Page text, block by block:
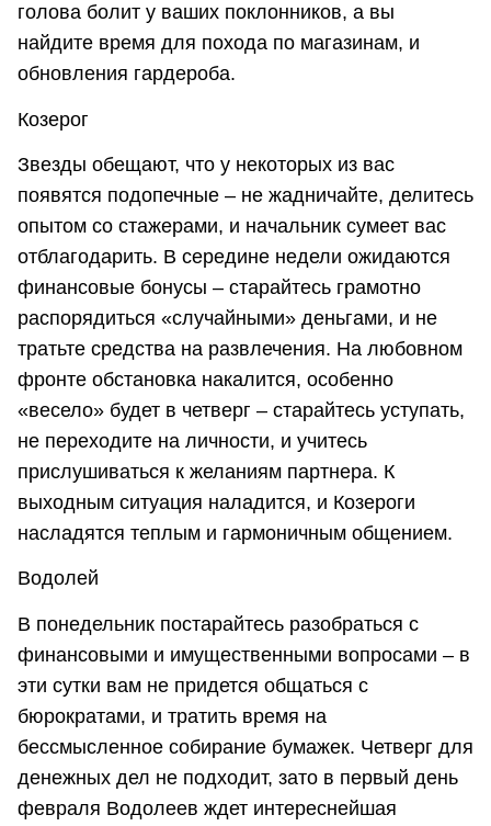
голова болит у ваших поклонников, а вы
найдите время для похода по магазинам, и
обновления гардероба.
Козерог
Звезды обещают, что у некоторых из вас
появятся подопечные – не жадничайте, делитесь
опытом со стажерами, и начальник сумеет вас
отблагодарить. В середине недели ожидаются
финансовые бонусы – старайтесь грамотно
распорядиться «случайными» деньгами, и не
тратьте средства на развлечения. На любовном
фронте обстановка накалится, особенно
«весело» будет в четверг – старайтесь уступать,
не переходите на личности, и учитесь
прислушиваться к желаниям партнера. К
выходным ситуация наладится, и Козероги
насладятся теплым и гармоничным общением.
Водолей
В понедельник постарайтесь разобраться с
финансовыми и имущественными вопросами – в
эти сутки вам не придется общаться с
бюрократами, и тратить время на
бессмысленное собирание бумажек. Четверг для
денежных дел не подходит, зато в первый день
февраля Водолеев ждет интереснейшая